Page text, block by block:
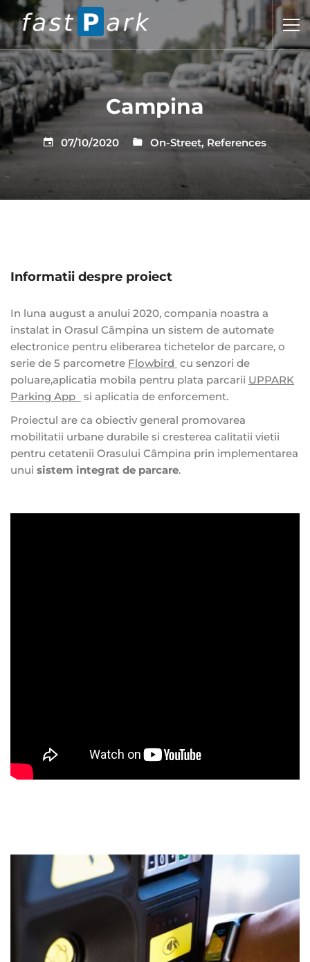
Campina
07/10/2020 On-Street, References
Informatii despre proiect
In luna august a anului 2020, compania noastra a
instalat in Orasul Câmpina un sistem de automate
electronice pentru eliberarea tichetelor de parcare, o
serie de 5 parcometre Flowbird cu senzori de
poluare,aplicatia mobila pentru plata parcarii UPPARK
Parking App
si aplicatia de enforcement.
Proiectul are ca obiectiv general promovarea
mobilitatii urbane durabile si cresterea calitatii vietii
pentru cetatenii Orasului Câmpina prin implementarea
unui sistem integrat de parcare.